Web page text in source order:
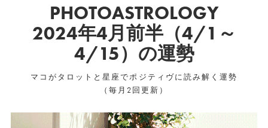
PHOTOASTROLOGY
2024年4月前半（4/1～
4/15）の運勢
マコがタロットと星座でポジティヴに読み解く運勢
（毎月2回更新）